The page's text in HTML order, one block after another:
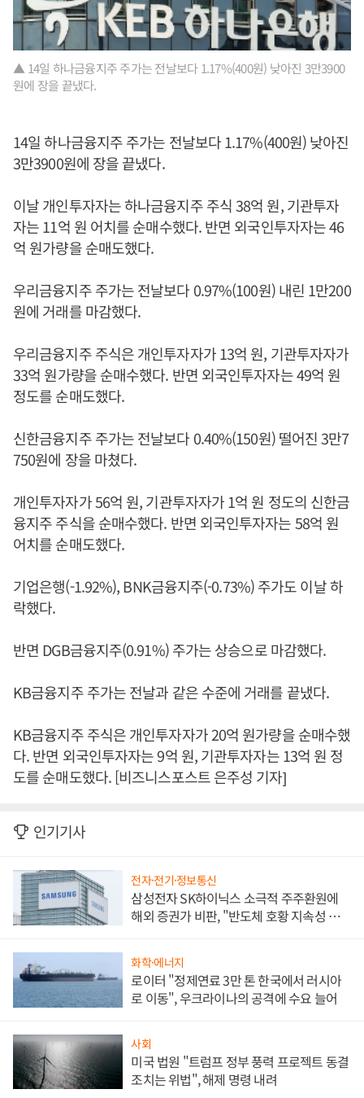
▲ 14일 하나금융지주 주가는 전날보다 1.17%(400원) 낮아진 3만3900
원에 장을 끝냈다.
14일 하나금융지주 주가는 전날보다 1.17%(400원) 낮아진
3만3900원에 장을 끝냈다.
이날 개인투자자는 하나금융지주 주식 38억 원, 기관투자
자는 11억 원 어치를 순매수했다. 반면 외국인투자자는 46
억 원가량을 순매도했다.
우리금융지주 주가는 전날보다 0.97%(100원) 내린 1만200
원에 거래를 마감했다.
우리금융지주 주식은 개인투자자가 13억 원, 기관투자자가
33억 원가량을 순매수했다. 반면 외국인투자자는 49억 원
정도를 순매도했다.
신한금융지주 주가는 전날보다 0.40%(150원) 떨어진 3만7
750원에 장을 마쳤다.
개인투자자가 56억 원, 기관투자자가 1억 원 정도의 신한금
융지주 주식을 순매수했다. 반면 외국인투자자는 58억 원
어치를 순매도했다.
기업은행(-1.92%), BNK금융지주(-0.73%) 주가도 이날 하
락했다.
반면 DGB금융지주(0.91%) 주가는 상승으로 마감했다.
KB금융지주 주가는 전날과 같은 수준에 거래를 끝냈다.
KB금융지주 주식은 개인투자자가 20억 원가량을 순매수했
다. 반면 외국인투자자는 9억 원, 기관투자자는 13억 원 정
도를 순매도했다. [비즈니스포스트 은주성 기자]
인기기사
전자·전기·정보통신
삼성전자 SK하이닉스 소극적 주주환원에
해외 증권가 비판, "반도체 호황 지속성 의
화학·에너지
로이터 "정제연료 3만 톤 한국에서 러시아
로 이동", 우크라이나의 공격에 수요 늘어
사회
미국 법원 "트럼프 정부 풍력 프로젝트 동결
조치는 위법", 해제 명령 내려